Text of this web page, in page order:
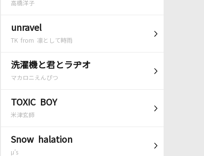
高橋洋子
unravel
TK from 凛として時雨
洗濯機と君とラヂオ
マカロニえんぴつ
TOXIC BOY
米津玄師
Snow halation
μ's